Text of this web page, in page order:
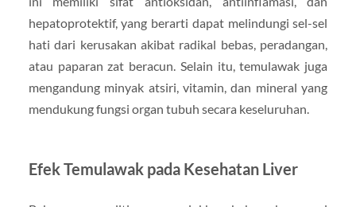
hepatoprotektif, yang berarti dapat melindungi sel-sel
hati dari kerusakan akibat radikal bebas, peradangan,
atau paparan zat beracun. Selain itu, temulawak juga
mengandung minyak atsiri, vitamin, dan mineral yang
mendukung fungsi organ tubuh secara keseluruhan.
Efek Temulawak pada Kesehatan Liver